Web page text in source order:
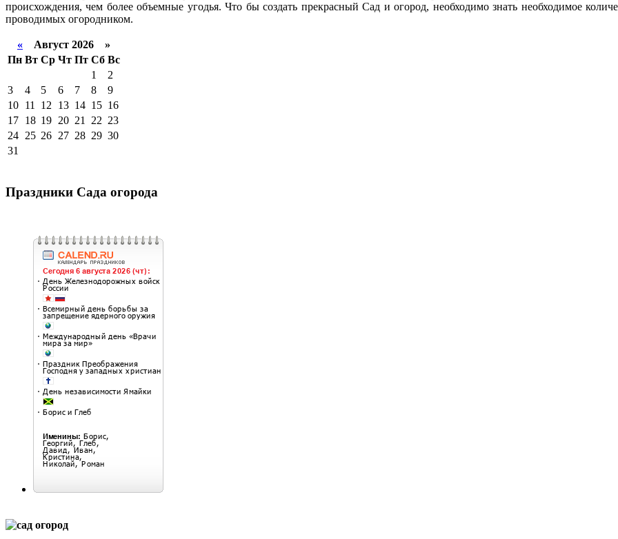
происхождения, чем более объемные угодья. Что бы создать прекрасный Сад и огород, необходимо знать необходимое
проводимых огородником.
« Август 2026 »
Пн Вт Ср Чт Пт Сб Вс
1
2
3
4 5 6 7 8
9
10 11 12 13 14 15 16
17 18 19 20 21 22 23
24 25 26 27 28 29 30
31
Праздники Сада огорода